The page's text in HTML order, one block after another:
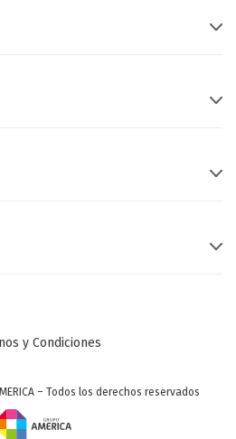
y Condiciones
– Todos los derechos reservados